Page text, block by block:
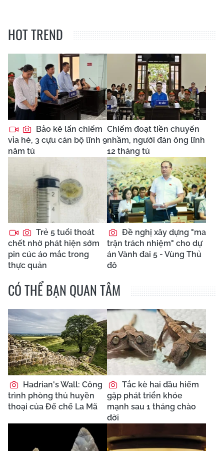
HOT TREND
Bảo kê lấn chiếm
vỉa hè, 3 cựu cán bộ lĩnh 9
năm tù
Chiếm đoạt tiền chuyển
nhầm, người đàn ông lĩnh
12 tháng tù
Trẻ 5 tuổi thoát
chết nhờ phát hiện sớm
pin cúc áo mắc trong
thực quản
Đề nghị xây dựng "ma
trận trách nhiệm" cho dự
án Vành đai 5 - Vùng Thủ
đô
CÓ THỂ BẠN QUAN TÂM
Hadrian's Wall: Công
trình phòng thủ huyền
thoại của Đế chế La Mã
Tắc kè hai đầu hiếm
gặp phát triển khỏe
mạnh sau 1 tháng chào
đời